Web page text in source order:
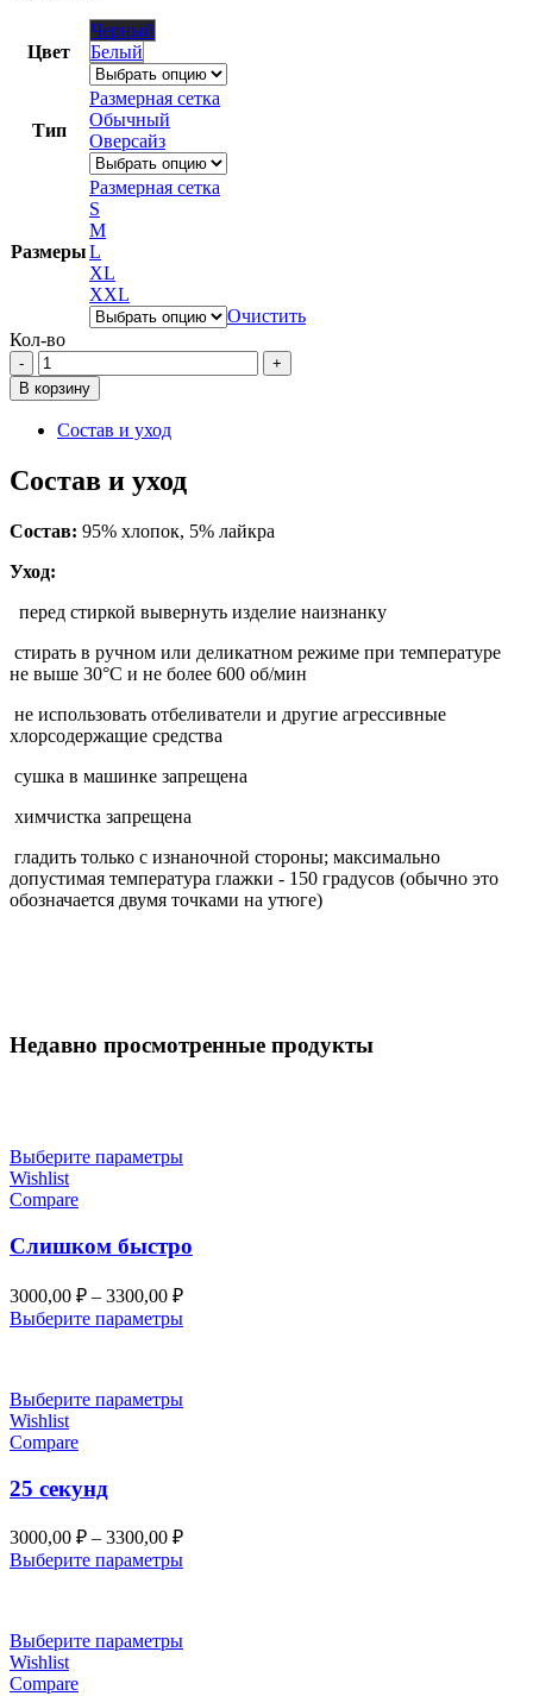
Цвет
Черный
Белый
Тип
Размерная сетка
Обычный
Оверсайз
Размеры
Размерная сетка
S
M
L
XL
XXL
Очистить
Кол-во
Количество
товара
Слишком
быстро
В корзину
Состав и уход
Состав и уход
Состав: 95% хлопок, 5% лайкра
Уход:
перед стиркой вывернуть изделие наизнанку
стирать в ручном или деликатном режиме при температуре
не выше 30°С и не более 600 об/мин
не использовать отбеливатели и другие агрессивные
хлорсодержащие средства
сушка в машинке запрещена
химчистка запрещена
гладить только с изнаночной стороны; максимально
допустимая температура глажки - 150 градусов (обычно это
обозначается двумя точками на утюге)
Недавно просмотренные продукты
Выберите параметры
Wishlist
Compare
Слишком быстро
3000,00 ₽ – 3300,00 ₽Диапазон
цен:
Выберите параметры
Выберите параметры
Wishlist
Compare
25 секунд
3000,00 ₽ – 3300,00 ₽Диапазон
цен:
Выберите параметры
Выберите параметры
Wishlist
Compare